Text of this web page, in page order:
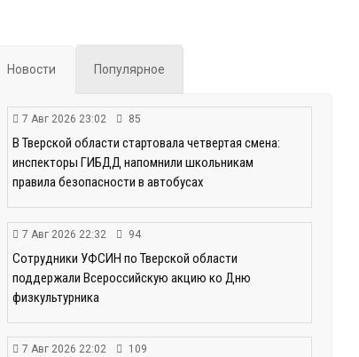
Новости Популярное
7 Авг 2026 23:02 85
В Тверской области стартовала четвертая смена:
инспекторы ГИБДД напомнили школьникам
правила безопасности в автобусах
7 Авг 2026 22:32 94
Сотрудники УФСИН по Тверской области
поддержали Всероссийскую акцию ко Дню
физкультурника
7 Авг 2026 22:02 109